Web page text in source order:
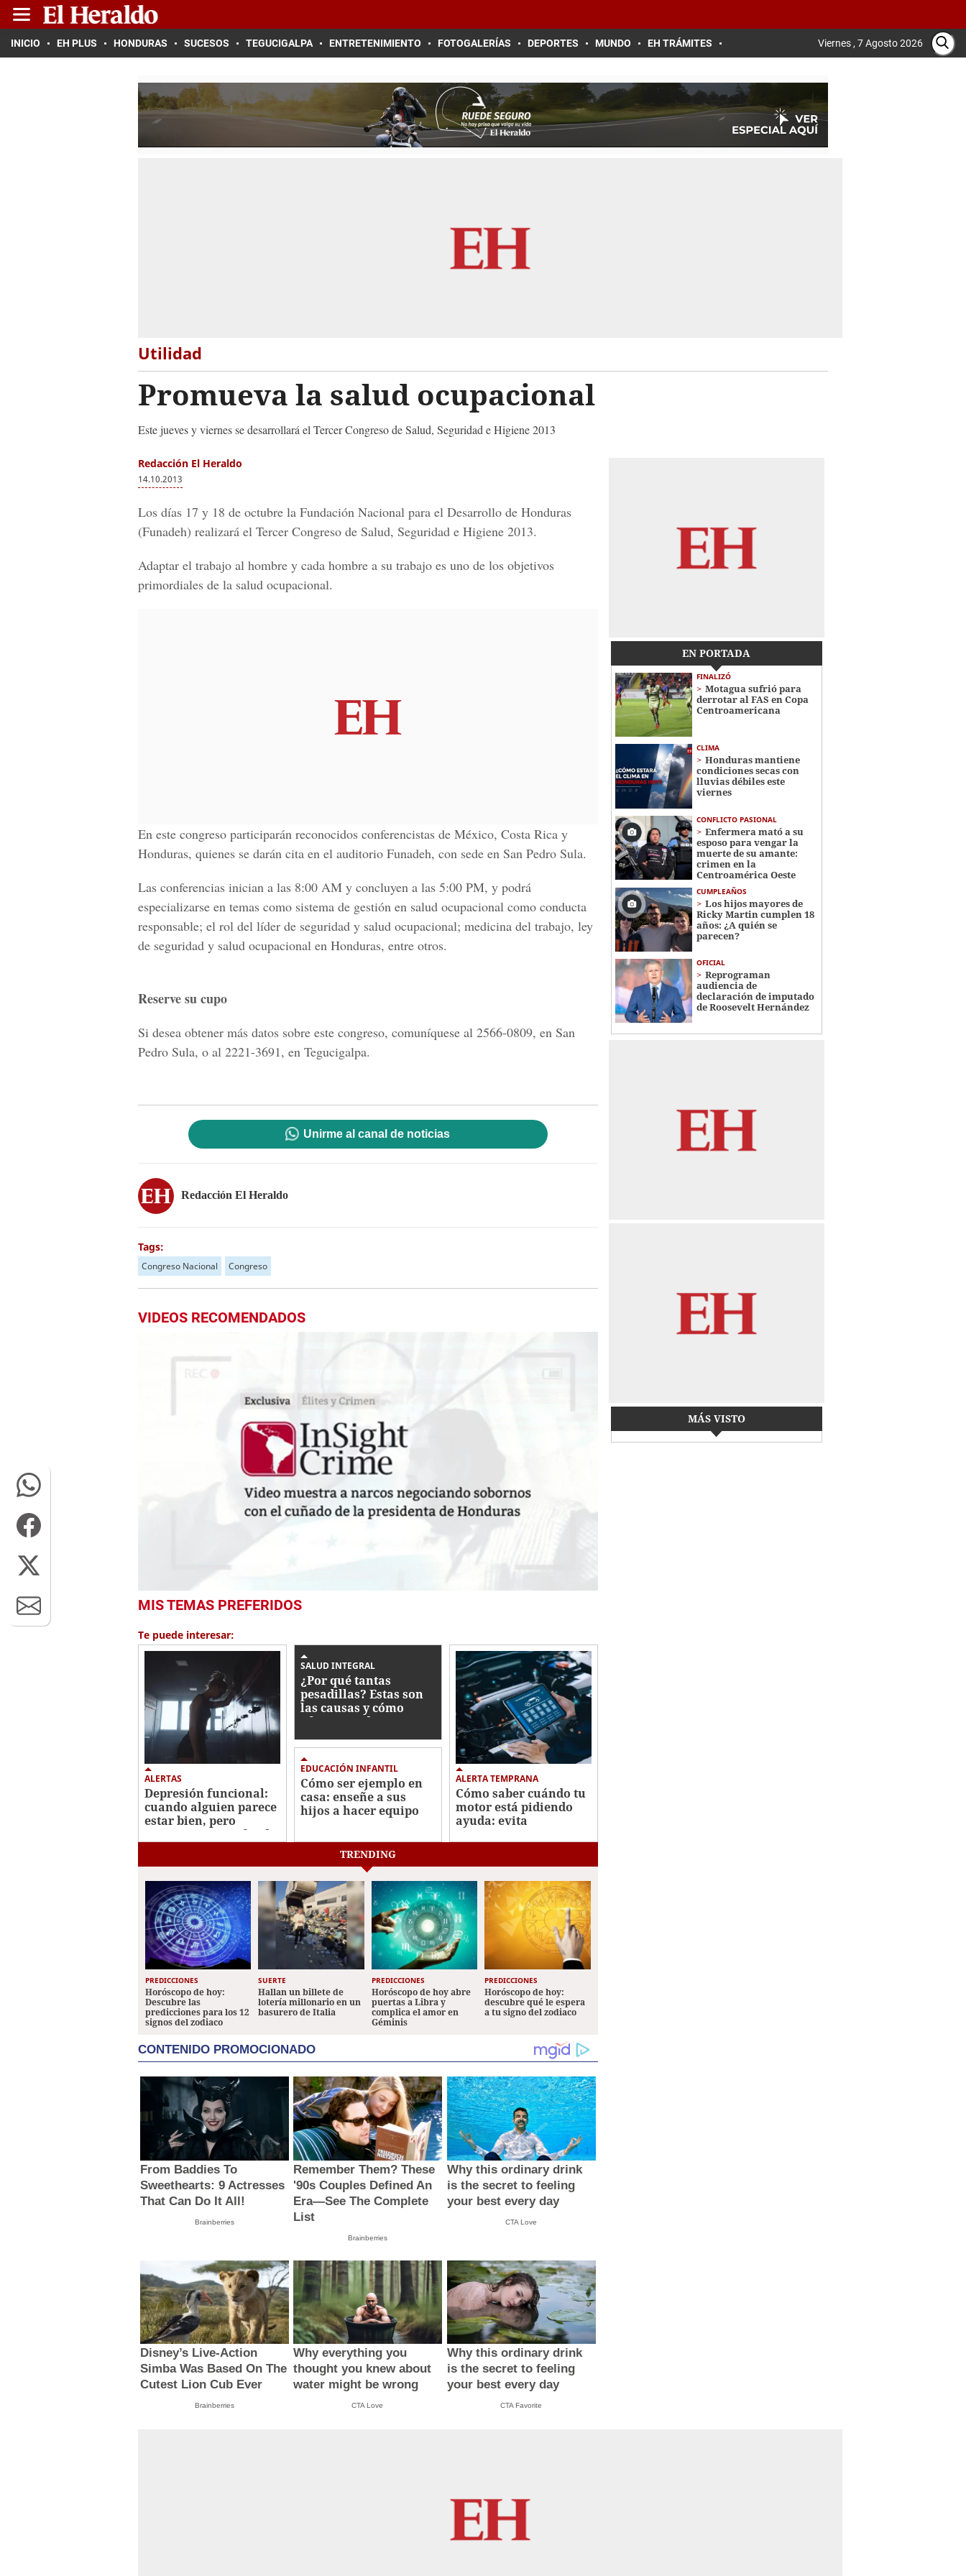
INICIO EH PLUS HONDURAS SUCESOS TEGUCIGALPA ENTRETENIMIENTO FOTOGALERÍAS DEPORTES MUNDO EH TRÁMITES Viernes , 7 Agosto 2026
Utilidad
Promueva la salud ocupacional
Este jueves y viernes se desarrollará el Tercer Congreso de Salud, Seguridad e Higiene 2013
Redacción El Heraldo
14.10.2013
Los días 17 y 18 de octubre la Fundación Nacional para el Desarrollo de Honduras
(Funadeh) realizará el Tercer Congreso de Salud, Seguridad e Higiene 2013.
Adaptar el trabajo al hombre y cada hombre a su trabajo es uno de los objetivos
primordiales de la salud ocupacional.
En este congreso participarán reconocidos conferencistas de México, Costa Rica y
Honduras, quienes se darán cita en el auditorio Funadeh, con sede en San Pedro Sula.
Las conferencias inician a las 8:00 AM y concluyen a las 5:00 PM, y podrá
especializarse en temas como sistema de gestión en salud ocupacional como conducta
responsable; el rol del líder de seguridad y salud ocupacional; medicina del trabajo, ley
de seguridad y salud ocupacional en Honduras, entre otros.
Reserve su cupo
Si desea obtener más datos sobre este congreso, comuníquese al 2566-0809, en San
Pedro Sula, o al 2221-3691, en Tegucigalpa.
Unirme al canal de noticias
Redacción El Heraldo
Tags:
Congreso Nacional Congreso
VIDEOS RECOMENDADOS
seconds
37
secondsVolume
0%
MIS TEMAS PREFERIDOS
Te puede interesar:
ALERTAS
Depresión funcional:
cuando alguien parece
estar bien, pero
atraviesa un profundo
SALUD INTEGRAL
¿Por qué tantas
pesadillas? Estas son
las causas y cómo
afectan su descanso
EDUCACIÓN INFANTIL
Cómo ser ejemplo en
casa: enseñe a sus
hijos a hacer equipo
ALERTA TEMPRANA
Cómo saber cuándo tu
motor está pidiendo
ayuda: evita
EN PORTADA
FINALIZÓ
Motagua sufrió para
derrotar al FAS en Copa
Centroamericana
CLIMA
Honduras mantiene
condiciones secas con
lluvias débiles este
viernes
CONFLICTO PASIONAL
Enfermera mató a su
esposo para vengar la
muerte de su amante:
crimen en la
Centroamérica Oeste
CUMPLEAÑOS
Los hijos mayores de
Ricky Martin cumplen 18
años: ¿A quién se
parecen?
OFICIAL
Reprograman
audiencia de
declaración de imputado
de Roosevelt Hernández
MÁS VISTO
TRENDING
PREDICCIONES
Horóscopo de hoy:
Descubre las
predicciones para los 12
signos del zodiaco
SUERTE
Hallan un billete de
lotería millonario en un
basurero de Italia
PREDICCIONES
Horóscopo de hoy abre
puertas a Libra y
complica el amor en
Géminis
PREDICCIONES
Horóscopo de hoy:
descubre qué le espera
a tu signo del zodiaco
CONTENIDO PROMOCIONADO
From Baddies To
Sweethearts: 9 Actresses
That Can Do It All!
Brainberries
Remember Them? These
'90s Couples Defined An
Era—See The Complete
List
Brainberries
Why this ordinary drink
is the secret to feeling
your best every day
CTA Love
Disney’s Live-Action
Simba Was Based On The
Cutest Lion Cub Ever
Brainberries
Why everything you
thought you knew about
water might be wrong
CTA Love
Why this ordinary drink
is the secret to feeling
your best every day
CTA Favorite